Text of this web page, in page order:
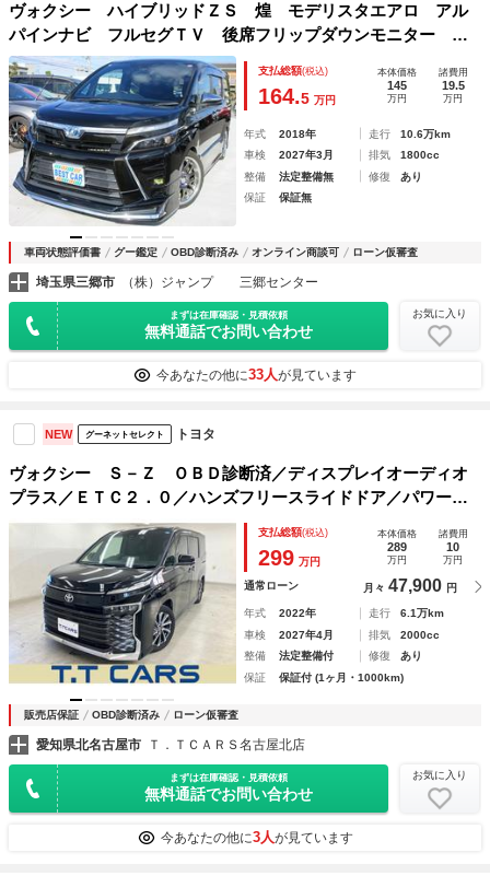
ヴォクシー ハイブリッドＺＳ 煌 モデリスタエアロ アル
パインナビ フルセグＴＶ 後席フリップダウンモニター バ
ックカメラ 両側パワースライドドア ドライブレコーダー
ＥＴＣ シートヒーター 社外マフラー 社外テールランプ
支払総額(税込)
164.5 万円
本体価格
145
万円
諸費用
19.5
万円
年式 2018年 走行
10.6万km
車検
2027年3月 排気
1800cc
整備
法定整備無 修復
あり
保証
保証無
車両状態評価書 グー鑑定 OBD診断済み オンライン商談可 ローン仮審査
埼玉県三郷市 （株）ジャンプ 三郷センター
まずは在庫確認・見積依頼
無料通話でお問い合わせ
お気に入り
今あなたの他に33人が見ています
NEW グーネットセレクト トヨタ
ヴォクシー Ｓ－Ｚ ＯＢＤ診断済／ディスプレイオーディオ
プラス／ＥＴＣ２．０／ハンズフリースライドドア／パワーバ
ックドア／ステアリングヒーター／シートヒーター／アドバン
ストパーク／ユニバーサルステップ／オットマン
支払総額(税込)
299 万円
本体価格
289
万円
諸費用
10
万円
通常ローン 月々 47,900 円
年式 2022年 走行
6.1万km
車検
2027年4月 排気
2000cc
整備
法定整備付 修復
あり
保証
保証付 (1ヶ月・1000km)
販売店保証 OBD診断済み ローン仮審査
愛知県北名古屋市 Ｔ．ＴＣＡＲＳ名古屋北店
まずは在庫確認・見積依頼
無料通話でお問い合わせ
お気に入り
今あなたの他に3人が見ています